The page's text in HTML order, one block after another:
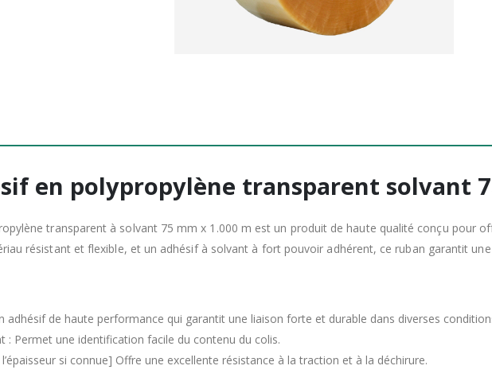
en polypropylène transparent solvant
transparent à solvant 75 mm x 1.000 m est un produit de haute qualité conçu pour
résistant et flexible, et un adhésif à solvant à fort pouvoir adhérent, ce ruban garantit
adhésif de haute performance qui garantit une liaison forte et durable dans diverses
: Permet une identification facile du contenu du colis.
si connue] Offre une excellente résistance à la traction et à la déchirure.